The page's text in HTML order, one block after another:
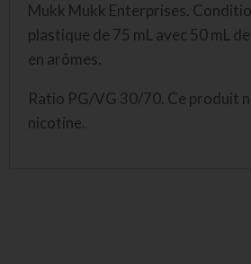
Mukk Mukk Enterprises.
plastique de 75 mL avec 50 mL
en arômes.
Ratio PG/VG 30/70. Ce produit
nicotine.